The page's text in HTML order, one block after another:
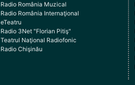
Radio România Muzical
Radio România Internaţional
eTeatru
Radio 3Net "Florian Pitiş"
Teatrul Naţional Radiofonic
Radio Chişinău